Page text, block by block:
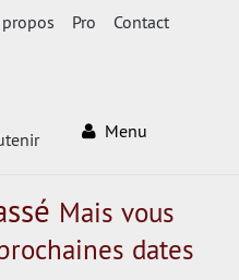
propos Pro Contact
Menu
Mais vous
dates